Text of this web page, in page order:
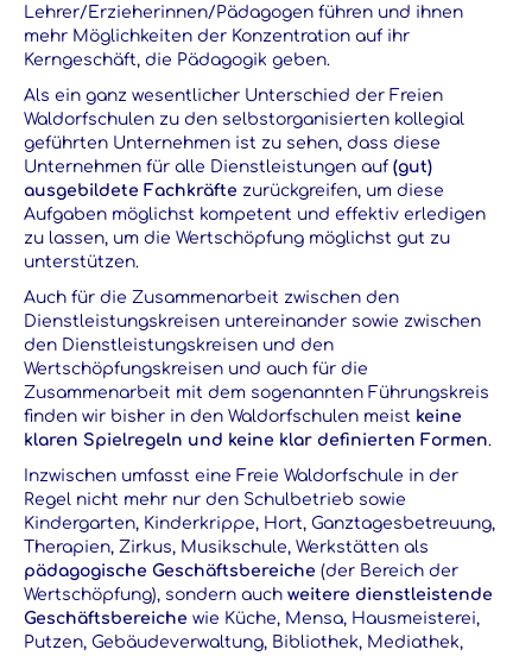
Lehrer/Erzieherinnen/Pädagogen führen und ihnen
mehr Möglichkeiten der Konzentration auf ihr
Kerngeschäft, die Pädagogik geben.
Als ein ganz wesentlicher Unterschied der Freien
Waldorfschulen zu den selbstorganisierten kollegial
geführten Unternehmen ist zu sehen, dass diese
Unternehmen für alle Dienstleistungen auf (gut)
ausgebildete Fachkräfte zurückgreifen, um diese
Aufgaben möglichst kompetent und effektiv erledigen
zu lassen, um die Wertschöpfung möglichst gut zu
unterstützen.
Auch für die Zusammenarbeit zwischen den
Dienstleistungskreisen untereinander sowie zwischen
den Dienstleistungskreisen und den
Wertschöpfungskreisen und auch für die
Zusammenarbeit mit dem sogenannten Führungskreis
finden wir bisher in den Waldorfschulen meist keine
klaren Spielregeln und keine klar definierten Formen.
Inzwischen umfasst eine Freie Waldorfschule in der
Regel nicht mehr nur den Schulbetrieb sowie
Kindergarten, Kinderkrippe, Hort, Ganztagesbetreuung,
Therapien, Zirkus, Musikschule, Werkstätten als
pädagogische Geschäftsbereiche (der Bereich der
Wertschöpfung), sondern auch weitere dienstleistende
Geschäftsbereiche wie Küche, Mensa, Hausmeisterei,
Putzen, Gebäudeverwaltung, Bibliothek, Mediathek,